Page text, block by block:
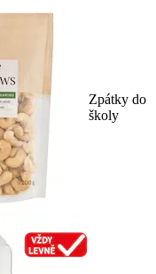
Zpátky do
školy